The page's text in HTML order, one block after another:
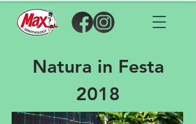
Natura in Festa
2018